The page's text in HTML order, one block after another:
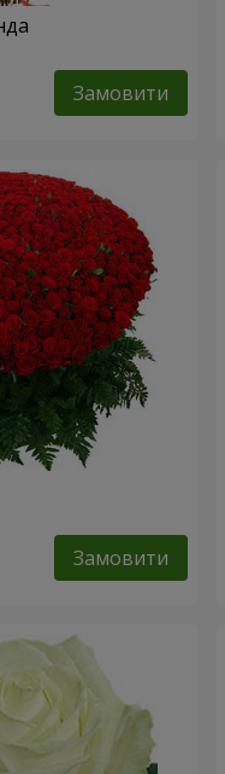
Замовити
Замовити